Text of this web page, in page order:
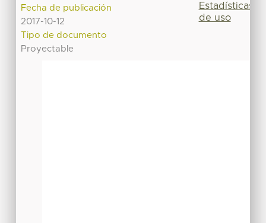
Fecha de publicación
2017-10-12
Tipo de documento
Proyectable
Estadísticas
de uso